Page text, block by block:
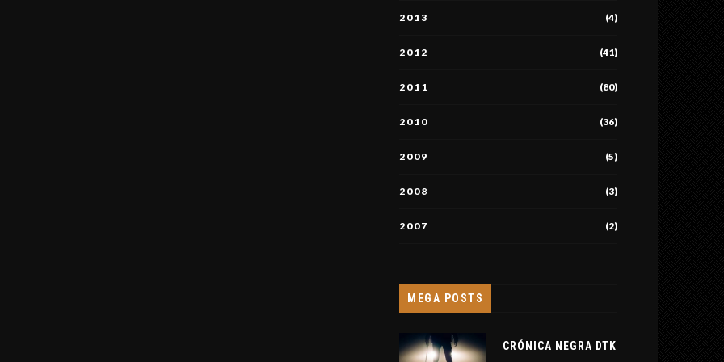
2013 (4)
2012 (41)
2011 (80)
2010 (36)
2009 (5)
2008 (3)
2007 (2)
MEGA POSTS
CRÓNICA NEGRA DTK